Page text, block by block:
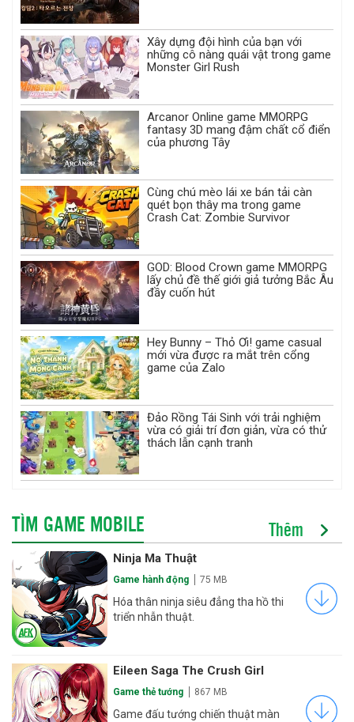
Xây dựng đội hình của bạn với
những cô nàng quái vật trong game
Monster Girl Rush
Arcanor Online game MMORPG
fantasy 3D mang đậm chất cổ điển
của phương Tây
Cùng chú mèo lái xe bán tải càn
quét bọn thây ma trong game
Crash Cat: Zombie Survivor
GOD: Blood Crown game MMORPG
lấy chủ đề thế giới giả tưởng Bắc Âu
đầy cuốn hút
Hey Bunny – Thỏ Ơi! game casual
mới vừa được ra mắt trên cổng
game của Zalo
Đảo Rồng Tái Sinh với trải nghiệm
vừa có giải trí đơn giản, vừa có thử
thách lẫn cạnh tranh
TÌM GAME MOBILE Thêm
Ninja Ma Thuật
Game hành động 75 MB
Hóa thân ninja siêu đẳng tha hồ thi
triển nhẫn thuật.
Eileen Saga The Crush Girl
Game thẻ tướng 867 MB
Game đấu tướng chiến thuật màn